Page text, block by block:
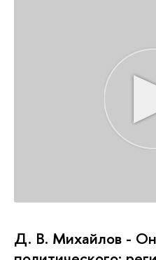
Д. В. Михайлов -